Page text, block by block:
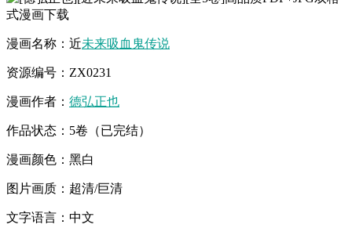
漫画名称：近未来吸血鬼传说
资源编号：ZX0231
漫画作者： 德弘正也
作品状态：5卷（已完结）
漫画颜色：黑白
图片画质：超清/巨清
文字语言：中文